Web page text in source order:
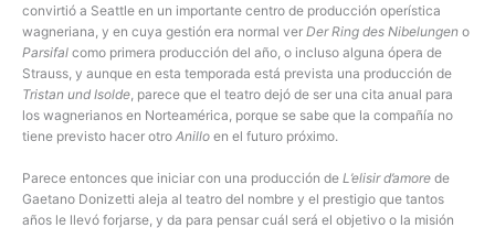
convirtió a Seattle en un importante centro de producción operística
wagneriana, y en cuya gestión era normal ver Der Ring des Nibelungen o
Parsifal como primera producción del año, o incluso alguna ópera de
Strauss, y aunque en esta temporada está prevista una producción de
Tristan und Isolde, parece que el teatro dejó de ser una cita anual para
los wagnerianos en Norteamérica, porque se sabe que la compañía no
tiene previsto hacer otro Anillo en el futuro próximo.
Parece entonces que iniciar con una producción de L’elisir d’amore de
Gaetano Donizetti aleja al teatro del nombre y el prestigio que tantos
años le llevó forjarse, y da para pensar cuál será el objetivo o la misión